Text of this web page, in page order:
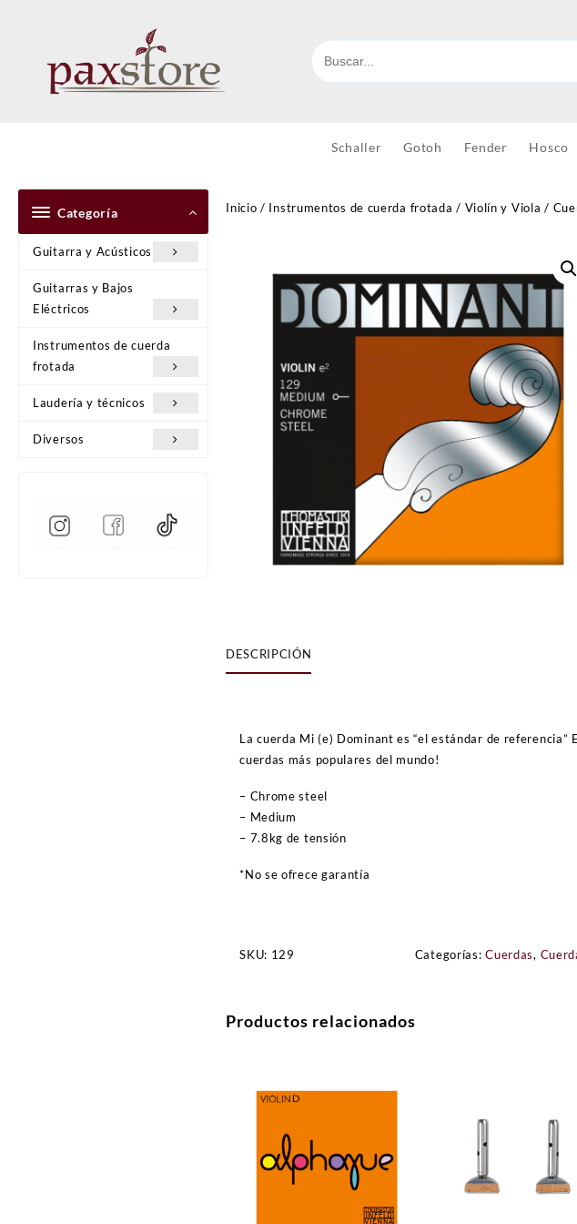
Schaller Gotoh Fender Hosco
Categoría
Guitarra y Acústicos
Guitarras y Bajos
Eléctricos
Instrumentos de cuerda
frotada
Laudería y técnicos
Diversos
Inicio / Instrumentos de cuerda frotada / Violín y Viola /
DESCRIPCIÓN
La cuerda Mi (e) Dominant es “el estándar de referencia”
cuerdas más populares del mundo!
– Chrome steel
– Medium
– 7.8kg de tensión
*No se ofrece garantía
SKU: 129 Categorías:Cuerdas,
Productos relacionados